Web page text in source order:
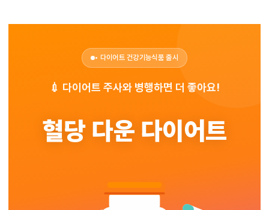
to
• 다이어트 건강기능식품 출시
💉 다이어트 주사와 병행하면 더 좋아요!
혈당 다운 다이어트